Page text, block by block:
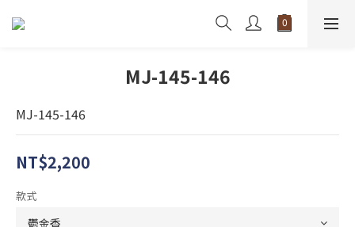
MJ-145-146
MJ-145-146
NT$2,200
款式